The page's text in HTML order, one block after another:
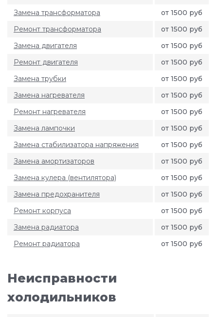
Замена трансформатора
от 1500 руб
Ремонт трансформатора
от 1500 руб
Замена двигателя
от 1500 руб
Ремонт двигателя
от 1500 руб
Замена трубки
от 1500 руб
Замена нагревателя
от 1500 руб
Ремонт нагревателя
от 1500 руб
Замена лампочки
от 1500 руб
Замена стабилизатора напряжения
от 1500 руб
Замена амортизаторов
от 1500 руб
Замена кулера (вентилятора)
от 1500 руб
Замена предохранителя
от 1500 руб
Ремонт корпуса
от 1500 руб
Замена радиатора
от 1500 руб
Ремонт радиатора
от 1500 руб
Неисправности
холодильников